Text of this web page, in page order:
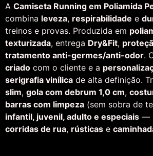
A Camiseta Running em Poliamida
combina leveza, respirabilidade e
treinos e provas. Produzida em
texturizada, entrega Dry&Fit,
tratamento anti-germes/anti-odor.
criado com o cliente e a
serigrafia vinílica de alta definição.
slim, gola com debrum 1,0 cm,
barras com limpeza (sem sobra de
infantil, juvenil, adulto e especiais —
corridas de rua, rústicas e